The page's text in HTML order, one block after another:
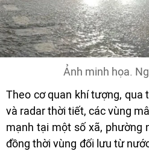
Ảnh minh họa.
Theo cơ quan khí tượng, qua
và radar thời tiết, các vùng
mạnh tại một số xã, phường
đồng thời vùng đối lưu từ